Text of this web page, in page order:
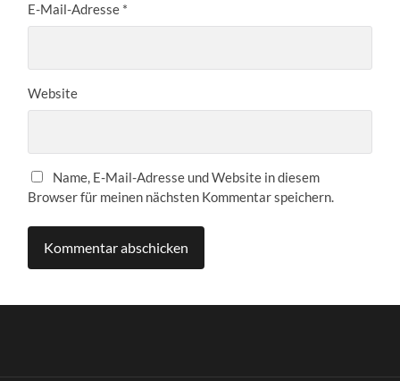
E-Mail-Adresse *
Website
Name, E-Mail-Adresse und Website in diesem
Browser für meinen nächsten Kommentar speichern.